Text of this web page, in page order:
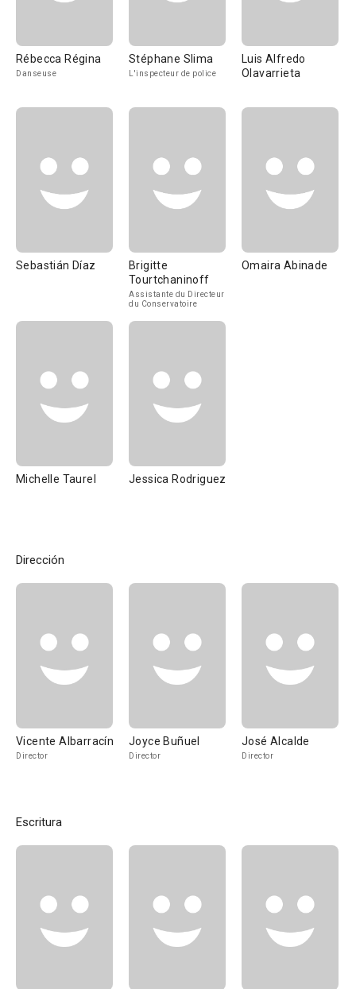
Rébecca Régina
Danseuse
Stéphane Slima
L'inspecteur de police
Luis Alfredo
Olavarrieta
Sebastián Díaz
Brigitte
Tourtchaninoff
Assistante du Directeur
du Conservatoire
Omaira Abinade
Michelle Taurel Jessica Rodriguez
Dirección
Vicente Albarracín
Director
Joyce Buñuel
Director
José Alcalde
Director
Escritura